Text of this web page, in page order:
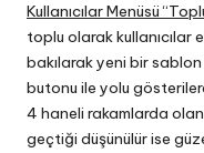
Kullanıcılar Menüsü
toplu olarak kullanıcılar
bakılarak yeni bir
butonu ile yolu
4 haneli rakamlarda olan
geçtiği düşünülür ise